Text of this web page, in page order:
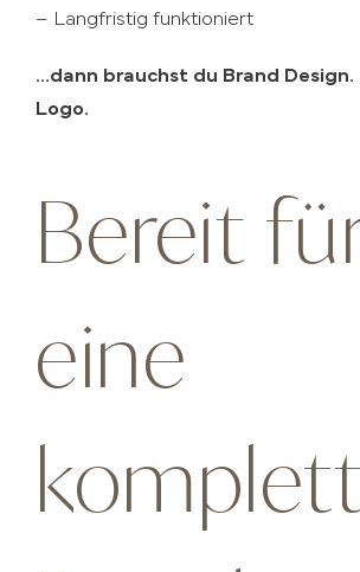
– Langfristig funktioniert
…dann brauchst du Brand Design.
Logo.
Bereit
eine